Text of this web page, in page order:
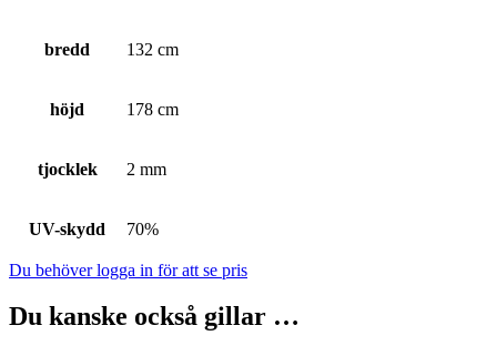
bredd 132 cm
höjd 178 cm
tjocklek 2 mm
UV-skydd 70%
Du behöver logga in för att se pris
Du kanske också gillar …